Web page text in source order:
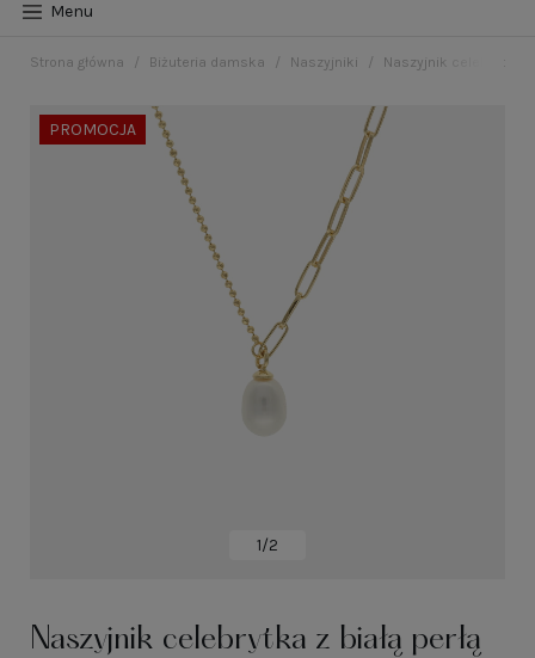
Menu
Strona główna Biżuteria damska Naszyjniki Naszyjnik celebrytka z
PROMOCJA
1/2
Naszyjnik celebrytka z białą perłą